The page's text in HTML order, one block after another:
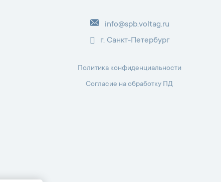
info@spb.voltag.ru
г. Санкт-Петербург
Политика конфиденциальности
Согласие на обработку ПД